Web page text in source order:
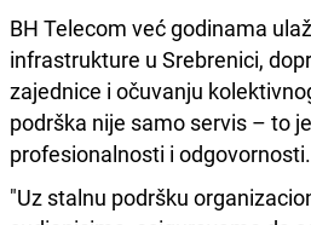
BH Telecom već godinama
infrastrukture u Srebrenici,
zajednice i očuvanju
podrška nije samo servis – to
profesionalnosti i odgovornosti.
"Uz stalnu podršku